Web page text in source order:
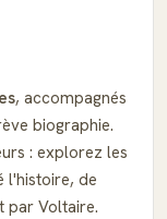
, accompagnés
biographie.
: explorez les
l'histoire, de
par Voltaire.